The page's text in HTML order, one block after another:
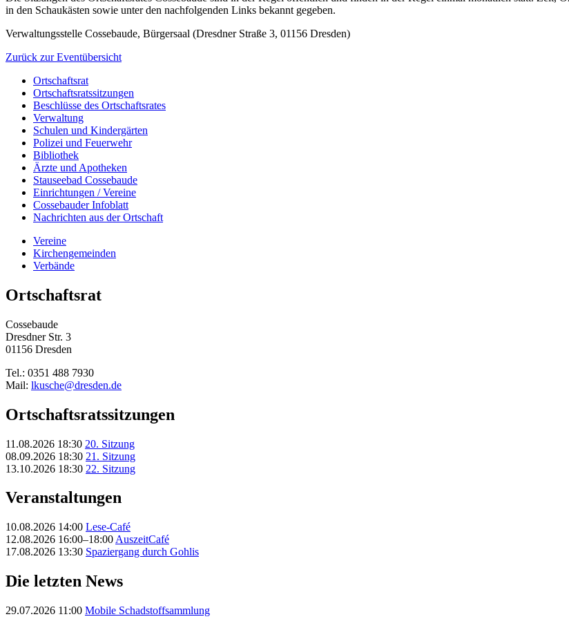
in den Schaukästen sowie unter den nachfolgenden Links bekannt gegeben.
Verwaltungsstelle Cossebaude, Bürgersaal (Dresdner Straße 3, 01156 Dresden)
Zurück zur Eventübersicht
Ortschaftsrat
Ortschaftsratssitzungen
Beschlüsse des Ortschaftsrates
Verwaltung
Schulen und Kindergärten
Polizei und Feuerwehr
Bibliothek
Ärzte und Apotheken
Stauseebad Cossebaude
Einrichtungen / Vereine
Cossebauder Infoblatt
Nachrichten aus der Ortschaft
Vereine
Kirchengemeinden
Verbände
Ortschaftsrat
Cossebaude
Dresdner Str. 3
01156 Dresden
Tel.: 0351 488 7930
Mail: lkusche@dresden.de
Ortschaftsrats­sitzungen
11.08.2026 18:30 20. Sitzung
08.09.2026 18:30 21. Sitzung
13.10.2026 18:30 22. Sitzung
Veranstaltungen
10.08.2026 14:00 Lese-Café
12.08.2026 16:00–18:00 AuszeitCafé
17.08.2026 13:30 Spaziergang durch Gohlis
Die letzten News
29.07.2026 11:00 Mobile Schadstoffsammlung